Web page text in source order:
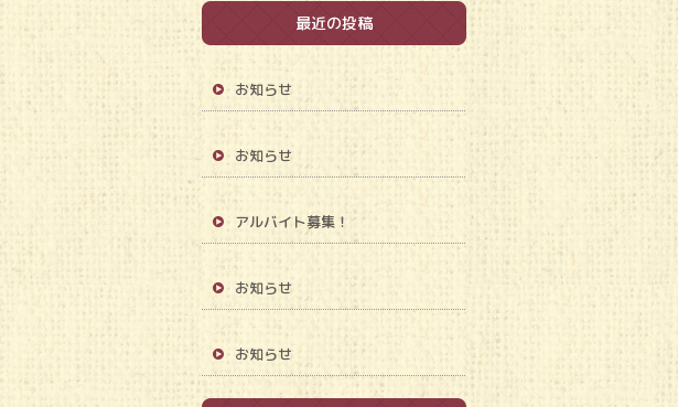
最近の投稿
お知らせ
お知らせ
アルバイト募集！
お知らせ
お知らせ